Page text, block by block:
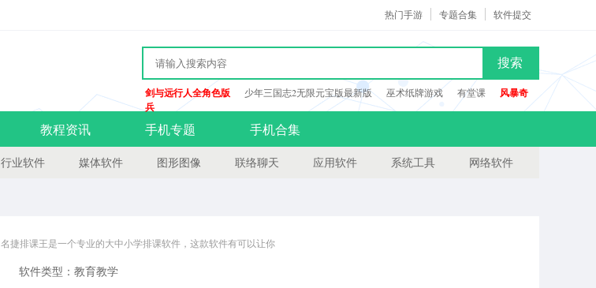
软件提交
专题合集
热门手游
搜索
剑与远行人全角色版 少年三国志2无限元宝版最新版 巫术纸牌游戏 有堂课
风暴奇
兵
教程资讯 手机专题 手机合集
行业软件 媒体软件 图形图像 联络聊天 应用软件 系统工具 网络软件
名捷排课王是一个专业的大中小学排课软件，这款软件有可以让你
软件类型：教育教学